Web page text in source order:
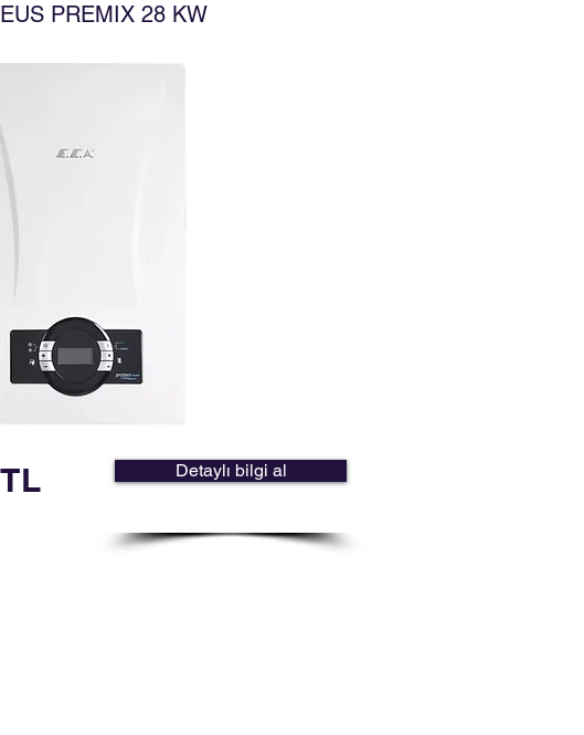
PREMIX 28 KW
Detaylı bilgi al